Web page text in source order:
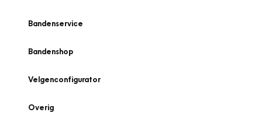
Bandenservice
Bandenshop
Velgenconfigurator
Overig